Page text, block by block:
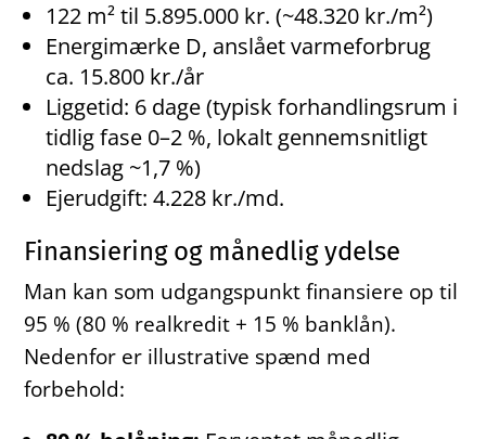
122 m² til 5.895.000 kr. (~48.320 kr./m²)
Energimærke D, anslået varmeforbrug
ca. 15.800 kr./år
Liggetid: 6 dage (typisk forhandlingsrum i
tidlig fase 0–2 %, lokalt gennemsnitligt
nedslag ~1,7 %)
Ejerudgift: 4.228 kr./md.
Finansiering og månedlig ydelse
Man kan som udgangspunkt finansiere op til
95 % (80 % realkredit + 15 % banklån).
Nedenfor er illustrative spænd med
forbehold: